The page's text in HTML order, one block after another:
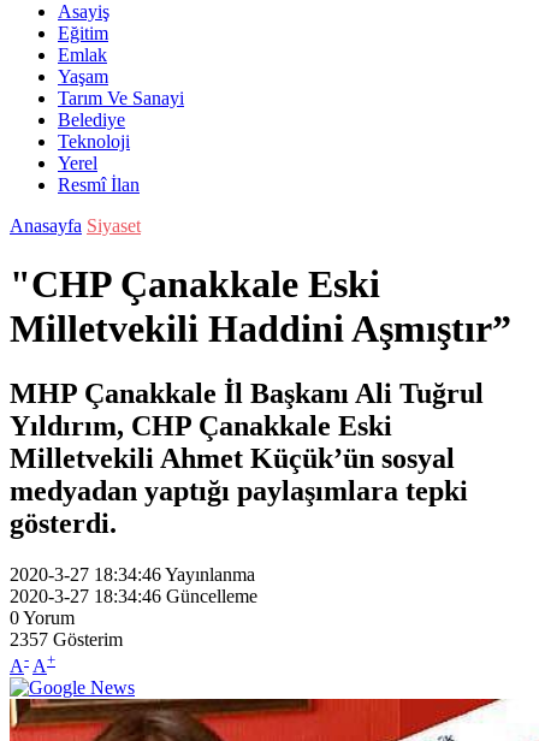
Asayiş
Eğitim
Emlak
Yaşam
Tarım Ve Sanayi
Belediye
Teknoloji
Yerel
Resmî İlan
Anasayfa Siyaset
"CHP Çanakkale Eski
Milletvekili Haddini Aşmıştır”
MHP Çanakkale İl Başkanı Ali Tuğrul
Yıldırım, CHP Çanakkale Eski
Milletvekili Ahmet Küçük’ün sosyal
medyadan yaptığı paylaşımlara tepki
gösterdi.
2020-3-27 18:34:46Yayınlanma
2020-3-27 18:34:46 Güncelleme
0Yorum
2357 Gösterim
A- A+